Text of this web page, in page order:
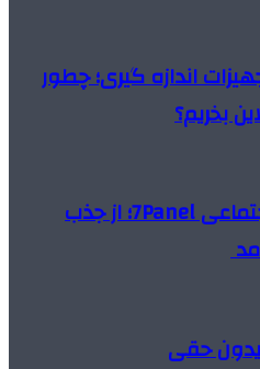
اندازه گیری؛ چطور
بخریم؟
خدمات شبکه‌های اجتماعی 7Panel؛ از جذب
حقی